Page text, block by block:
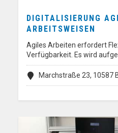
DIGITALISIERUNG
ARBEITSWEISEN
Agiles Arbeiten erfordert
Verfügbarkeit. Es wird
Marchstraße 23, 10587